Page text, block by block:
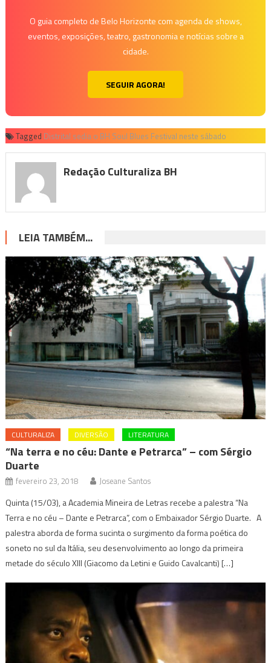
O guia completo de Belo Horizonte com agenda de shows,
eventos, exposições, teatro, gastronomia e notícias sobre a
cidade.
SEGUIR AGORA!
Tagged Distrital sedia o BH Soul Blues Festival neste sábado
Redação Culturaliza BH
LEIA TAMBÉM...
CULTURALIZA DIVERSÃO LITERATURA
“Na terra e no céu: Dante e Petrarca” – com Sérgio
Duarte
fevereiro 23, 2018 Joseane Santos
Quinta (15/03), a Academia Mineira de Letras recebe a palestra “Na
Terra e no céu – Dante e Petrarca”, com o Embaixador Sérgio Duarte. A
palestra aborda de forma sucinta o surgimento da forma poética do
soneto no sul da Itália, seu desenvolvimento ao longo da primeira
metade do século XIII (Giacomo da Letini e Guido Cavalcanti) […]